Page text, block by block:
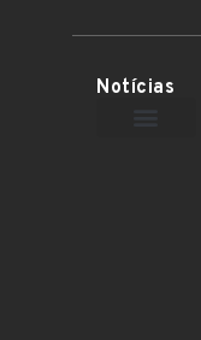
Notícias